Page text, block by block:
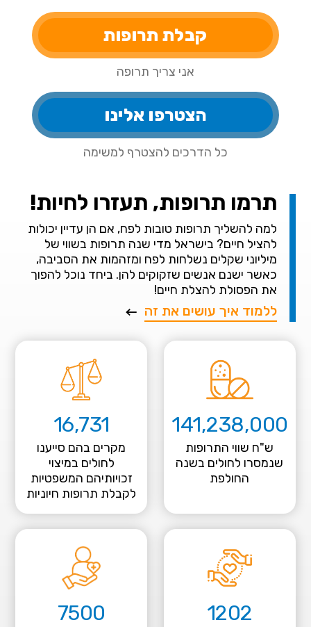
קבלת תרופות
אני צריך תרופה
הצטרפו אלינו
כל הדרכים להצטרף למשימה
תרמו תרופות, תעזרו לחיות!
למה להשליך תרופות טובות לפח, אם הן עדיין יכולות
להציל חיים? בישראל מדי שנה תרופות בשווי של
מיליוני שקלים נשלחות לפח ומזהמות את הסביבה,
כאשר ישנם אנשים שזקוקים להן. ביחד נוכל להפוך
את הפסולת להצלת חיים!
ללמוד איך עושים את זה
141,238,000
ש"ח שווי התרופות
שנמסרו לחולים בשנה
החולפת
16,731
מקרים בהם סייענו
לחולים במיצוי
זכויותיהם המשפטיות
לקבלת תרופות חיוניות
1202
7500